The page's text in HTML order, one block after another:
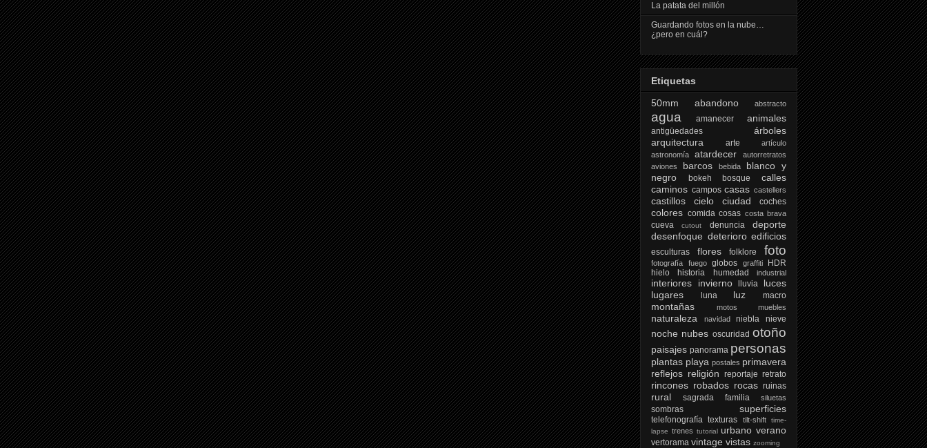
La patata del millón
Guardando fotos en la nube…
¿pero en cuál?
Etiquetas
50mm
abandono abstracto
agua amanecer animales
antigüedades
árboles
arquitectura
arte
artículo
astronomía
atardecer
autorretratos
aviones
barcos bebida
blanco y
negro
bokeh bosque
calles
caminos campos casas castellers
castillos cielo ciudad coches
colores comida cosas costa brava
cueva cutout denuncia
deporte
desenfoque deterioro edificios
esculturas flores folklore foto
fotografía fuego globos graffiti
HDR
hielo
historia humedad industrial
interiores invierno lluvia
luces
lugares
luna luz macro
montañas motos muebles
naturaleza navidad niebla nieve
noche nubes oscuridad otoño
paisajes panorama personas
plantas playa postales primavera
reflejos religión reportaje retrato
rincones robados rocas ruinas
rural sagrada familia siluetas
sombras superficies
telefonografía texturas tilt-shift
time-
lapse trenes tutorial urbano verano
vertorama vintage vistas zooming